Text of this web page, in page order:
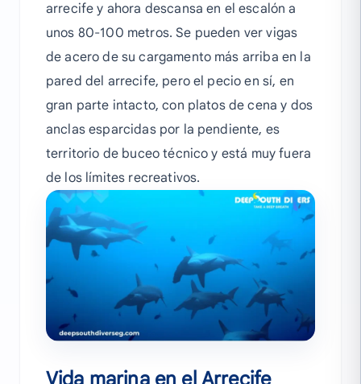
arrecife y ahora descansa en el escalón a
unos 80-100 metros. Se pueden ver vigas
de acero de su cargamento más arriba en la
pared del arrecife, pero el pecio en sí, en
gran parte intacto, con platos de cena y dos
anclas esparcidas por la pendiente, es
territorio de buceo técnico y está muy fuera
de los límites recreativos.